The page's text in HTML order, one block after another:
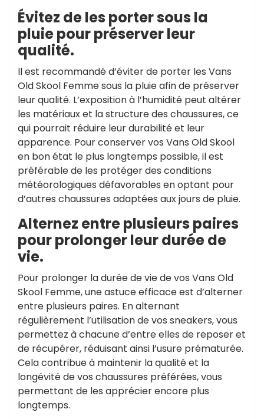
Évitez de les porter sous la
pluie pour préserver leur
qualité.
Il est recommandé d’éviter de porter les Vans
Old Skool Femme sous la pluie afin de préserver
leur qualité. L’exposition à l’humidité peut altérer
les matériaux et la structure des chaussures, ce
qui pourrait réduire leur durabilité et leur
apparence. Pour conserver vos Vans Old Skool
en bon état le plus longtemps possible, il est
préférable de les protéger des conditions
météorologiques défavorables en optant pour
d’autres chaussures adaptées aux jours de pluie.
Alternez entre plusieurs paires
pour prolonger leur durée de
vie.
Pour prolonger la durée de vie de vos Vans Old
Skool Femme, une astuce efficace est d’alterner
entre plusieurs paires. En alternant
régulièrement l’utilisation de vos sneakers, vous
permettez à chacune d’entre elles de reposer et
de récupérer, réduisant ainsi l’usure prématurée.
Cela contribue à maintenir la qualité et la
longévité de vos chaussures préférées, vous
permettant de les apprécier encore plus
longtemps.